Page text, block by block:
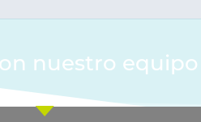
nuestro